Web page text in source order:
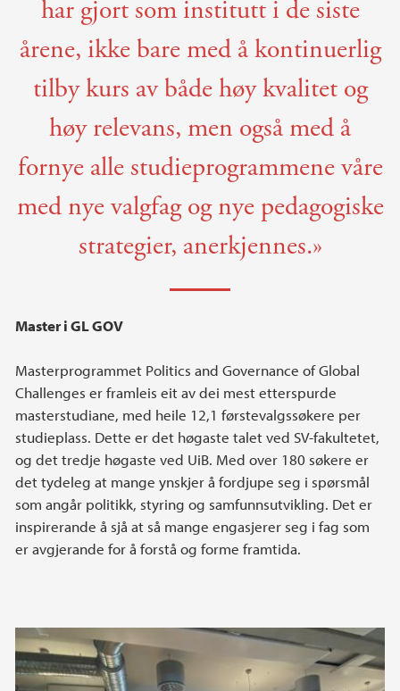
har gjort som institutt i de siste
årene, ikke bare med å kontinuerlig
tilby kurs av både høy kvalitet og
høy relevans, men også med å
fornye alle studieprogrammene våre
med nye valgfag og nye pedagogiske
strategier, anerkjennes.»
Master i GL GOV
Masterprogrammet Politics and Governance of Global
Challenges er framleis eit av dei mest etterspurde
masterstudiane, med heile 12,1 førstevalgssøkere per
studieplass. Dette er det høgaste talet ved SV-fakultetet,
og det tredje høgaste ved UiB. Med over 180 søkere er
det tydeleg at mange ynskjer å fordjupe seg i spørsmål
som angår politikk, styring og samfunnsutvikling. Det er
inspirerande å sjå at så mange engasjerer seg i fag som
er avgjerande for å forstå og forme framtida.